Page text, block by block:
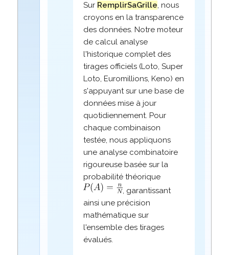
Sur RemplirSaGrille, nous
croyons en la transparence
des données. Notre moteur
de calcul analyse
l'historique complet des
tirages officiels (Loto, Super
Loto, Euromillions, Keno) en
s'appuyant sur une base de
données mise à jour
quotidiennement. Pour
chaque combinaison
testée, nous appliquons
une analyse combinatoire
rigoureuse basée sur la
probabilité théorique
, garantissant
ainsi une précision
mathématique sur
l'ensemble des tirages
évalués.